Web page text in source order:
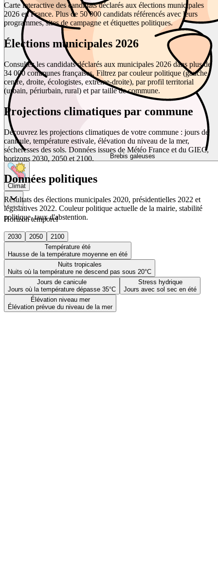
Brebis galeuses
Climat
Horizon temporel
2030 2050
2100
Température été
Hausse de la température moyenne en été
Nuits tropicales
Nuits où la température ne descend pas sous 20°C
Jours de canicule
Jours où la température dépasse 35°C
Stress hydrique
Jours avec sol sec en été
Élévation niveau mer
Élévation prévue du niveau de la mer
Carte interactive des candidats déclarés aux élections municipales
2026 en France. Plus de 50 000 candidats référencés avec leurs
programmes, sites de campagne et étiquettes politiques.
Élections municipales 2026
Consultez les candidats déclarés aux municipales 2026 dans plus de
34 000 communes françaises. Filtrez par couleur politique (gauche,
centre, droite, écologistes, extrême-droite), par profil territorial
(urbain, périurbain, rural) et par taille de commune.
Projections climatiques par commune
Découvrez les projections climatiques de votre commune : jours de
canicule, température estivale, élévation du niveau de la mer,
sécheresses des sols. Données issues de Météo France et du GIEC,
horizons 2030, 2050 et 2100.
Données politiques
Résultats des élections municipales 2020, présidentielles 2022 et
législatives 2022. Couleur politique actuelle de la mairie, stabilité
politique, taux d'abstention.